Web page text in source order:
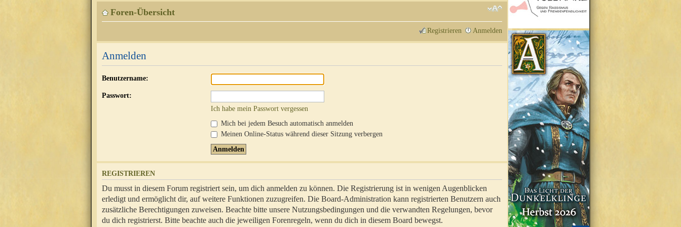
Foren-Übersicht
Registrieren Anmelden
Anmelden
Benutzername:
Passwort:
Ich habe mein Passwort vergessen
Mich bei jedem Besuch automatisch anmelden
Meinen Online-Status während dieser Sitzung verbergen
REGISTRIEREN
Du musst in diesem Forum registriert sein, um dich anmelden zu können. Die Registrierung ist in wenigen Augenblicken
erledigt und ermöglicht dir, auf weitere Funktionen zuzugreifen. Die Board-Administration kann registrierten Benutzern auch
zusätzliche Berechtigungen zuweisen. Beachte bitte unsere Nutzungsbedingungen und die verwandten Regelungen, bevor
du dich registrierst. Bitte beachte auch die jeweiligen Forenregeln, wenn du dich in diesem Board bewegst.